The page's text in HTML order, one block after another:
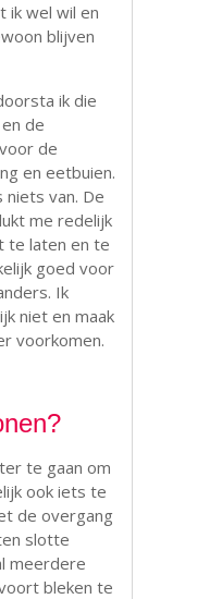
ik wel wil en
blijven
ik die
de
de
en eetbuien.
van. De
me redelijk
te laten en te
goed voor
Ik
niet en maak
voorkomen.
te gaan om
ook iets te
de overgang
slotte
meerdere
bleken te